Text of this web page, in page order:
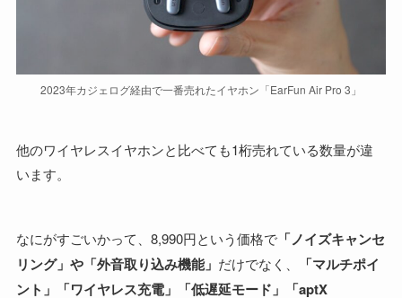
2023年カジェログ経由で一番売れたイヤホン「EarFun Air Pro 3」
他のワイヤレスイヤホンと比べても1桁売れている数量が違
います。
なにがすごいかって、8,990円という価格で「ノイズキャンセ
リング」や「外音取り込み機能」 だけでなく、
「マルチポイ
ント」「ワイヤレス充電」「低遅延モード」「aptX